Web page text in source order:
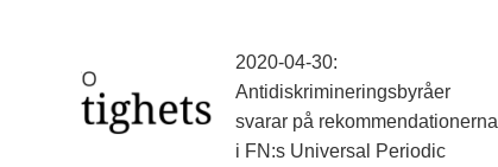
2020-04-30:
Antidiskrimineringsbyråer
svarar på rekommendationerna
i FN:s Universal Periodic